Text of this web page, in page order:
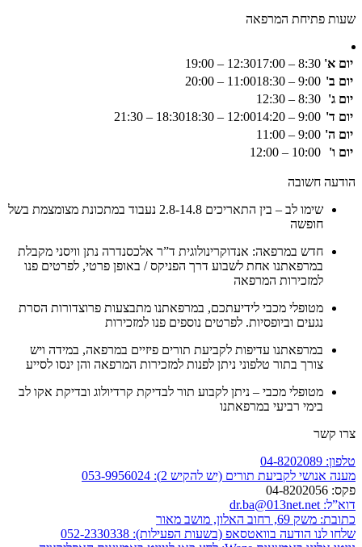
שעות פתיחת המרפאה
יום א' 8:30 – 12:30
17:00 – 19:00
יום ב' 9:00 – 11:00
18:30 – 20:00
יום ג' 8:30 – 12:30
יום ד' 9:00 – 12:00
14:20 – 18:30
18:30 – 21:30
יום ה' 9:00 – 11:00
יום ו'
10:00 – 12:00
הודעה חשובה
שימו לב – בין התאריכים 2.8-14.8 נעבוד במתכונת מצומצמת בשל
חופשה
חדש במרפאה: אנדוקרינולוגית ד”ר אלכסנדרה נתן וויסני מקבלת
במרפאתנו אחת לשבוע דרך הפניקס / באופן פרטי, לפרטים פנו
למזכירות המרפאה
מטופלי מכבי לידיעתכם, במרפאתנו מתבצעות פרוצדורות הסרת
נגעים וביופסיות. לפרטים נוספים פנו למזכירות
במרפאתנו עדיפות לקביעת תורים פיזיים במרפאה, במידה ויש
צורך בתור טלפוני ניתן לפנות למזכירות המרפאה והן ינסו לסייע
מטופלי מכבי – ניתן לקבוע תור לבדיקת קרדיולוג ובדיקת אקו לב
בימי רביעי במרפאתנו
צרו קשר
טלפון: 04-8202089
מענה אנושי לקביעת תורים (יש להקיש 2):
053-9956024
פקס: 04-8202056
דוא”ל: dr.ba@013net.net
כתובת: משק 69, רחוב האלון, מושב מאור
שלחו לנו הודעה בוואטסאפ (בשעות הפעילות): 052-2330338